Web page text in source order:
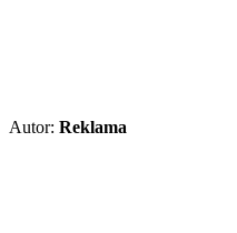
Autor: Reklama